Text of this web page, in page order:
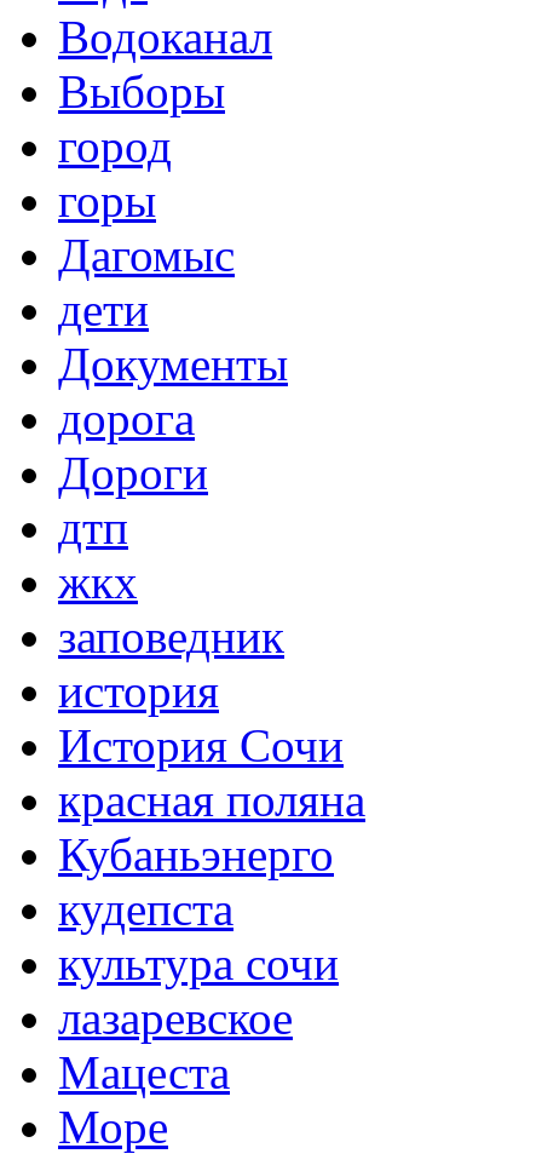
Водоканал
Выборы
город
горы
Дагомыс
дети
Документы
дорога
Дороги
дтп
жкх
заповедник
история
История Сочи
красная поляна
Кубаньэнерго
кудепста
культура сочи
лазаревское
Мацеста
Море